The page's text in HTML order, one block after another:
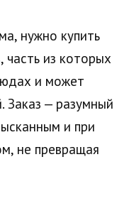
нужно купить
часть из которых
и может
Заказ — разумный
и при
не превращая